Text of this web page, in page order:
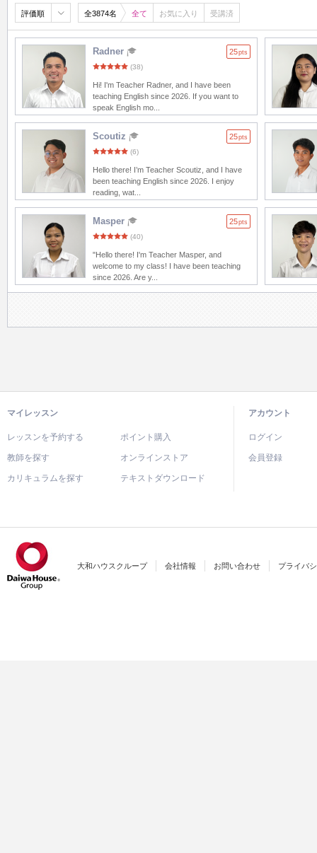
評価順 全3874名 全て お気に入り 受講済
Radner 25pts
(38)
Hi! I'm Teacher Radner, and I have been
teaching English since 2026. If you want to
speak English mo...
Scoutiz 25pts
(6)
Hello there! I’m Teacher Scoutiz, and I have
been teaching English since 2026. I enjoy
reading, wat...
Masper 25pts
(40)
"Hello there! I'm Teacher Masper, and
welcome to my class! I have been teaching
since 2026. Are y...
マイレッスン
レッスンを予約する ポイント購入
教師を探す オンラインストア
カリキュラムを探す テキストダウンロード
アカウント
ログイン
会員登録
大和ハウスクループ 会社情報 お問い合わせ プライバ